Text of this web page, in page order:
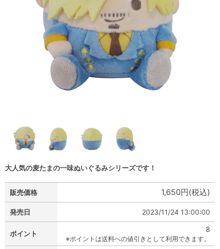
大人気の麦たまの一味ぬいぐるみシリーズです！
販売価格 1,650円(税込)
発売日 2023/11/24 13:00:00
ポイント
8
※ポイントは送料への値引きとして利用できます。